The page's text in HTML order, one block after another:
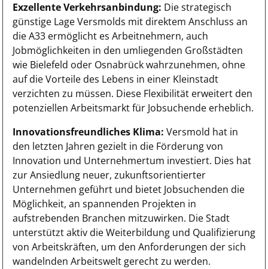
Exzellente Verkehrsanbindung: Die strategisch
günstige Lage Versmolds mit direktem Anschluss an
die A33 ermöglicht es Arbeitnehmern, auch
Jobmöglichkeiten in den umliegenden Großstädten
wie Bielefeld oder Osnabrück wahrzunehmen, ohne
auf die Vorteile des Lebens in einer Kleinstadt
verzichten zu müssen. Diese Flexibilität erweitert den
potenziellen Arbeitsmarkt für Jobsuchende erheblich.
Innovationsfreundliches Klima: Versmold hat in
den letzten Jahren gezielt in die Förderung von
Innovation und Unternehmertum investiert. Dies hat
zur Ansiedlung neuer, zukunftsorientierter
Unternehmen geführt und bietet Jobsuchenden die
Möglichkeit, an spannenden Projekten in
aufstrebenden Branchen mitzuwirken. Die Stadt
unterstützt aktiv die Weiterbildung und Qualifizierung
von Arbeitskräften, um den Anforderungen der sich
wandelnden Arbeitswelt gerecht zu werden.